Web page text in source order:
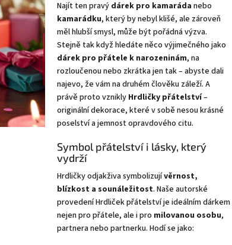
Najít ten pravý dárek pro kamaráda nebo
kamarádku, který by nebyl klišé, ale zároveň
měl hlubší smysl, může být pořádná výzva.
Stejně tak když hledáte něco výjimečného jako
dárek pro přátele k narozeninám, na
rozloučenou nebo zkrátka jen tak – abyste dali
najevo, že vám na druhém člověku záleží. A
právě proto vznikly Hrdličky přátelství–
originální dekorace, které v sobě nesou krásné
poselství a jemnost opravdového citu.
Symbol přátelství i lásky, který
vydrží
Hrdličky odjakživa symbolizujívěrnost,
blízkost a sounáležitost. Naše autorské
provedení Hrdliček přátelství je ideálním dárkem
nejen pro přátele, ale i pro milovanou osobu,
partnera nebo partnerku. Hodí se jako: